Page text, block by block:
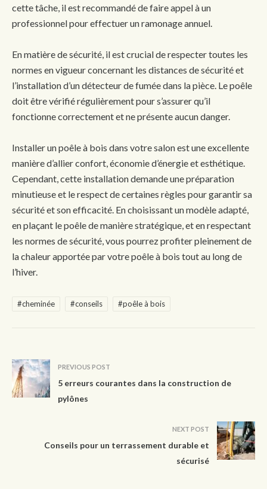
cette tâche, il est recommandé de faire appel à un
professionnel pour effectuer un ramonage annuel.
En matière de sécurité, il est crucial de respecter toutes les
normes en vigueur concernant les distances de sécurité et
l’installation d’un détecteur de fumée dans la pièce. Le poêle
doit être vérifié régulièrement pour s’assurer qu’il
fonctionne correctement et ne présente aucun danger.
Installer un poêle à bois dans votre salon est une excellente
manière d’allier confort, économie d’énergie et esthétique.
Cependant, cette installation demande une préparation
minutieuse et le respect de certaines règles pour garantir sa
sécurité et son efficacité. En choisissant un modèle adapté,
en plaçant le poêle de manière stratégique, et en respectant
les normes de sécurité, vous pourrez profiter pleinement de
la chaleur apportée par votre poêle à bois tout au long de
l’hiver.
#cheminée #conseils #poêle à bois
PREVIOUS POST
5 erreurs courantes dans la construction de
pylônes
NEXT POST
Conseils pour un terrassement durable et
sécurisé